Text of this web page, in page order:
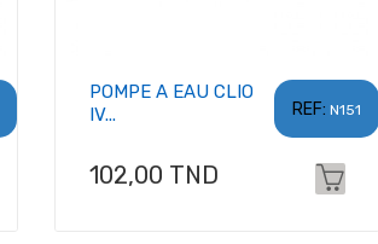
REF: N151
POMPE A EAU CLIO
IV...
Prix
102,00 TND